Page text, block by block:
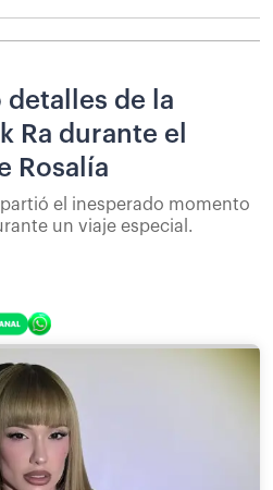
detalles de la
Ra durante el
Rosalía
el inesperado momento
un viaje especial.